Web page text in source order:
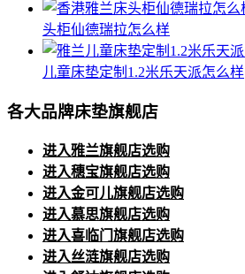
头柜仙德瑞拉怎么样
儿童床垫定制1.2米乐天派怎么样
各大品牌床垫旗舰店
进入雅兰旗舰店选购
进入穗宝旗舰店选购
进入金可儿旗舰店选购
进入慕思旗舰店选购
进入喜临门旗舰店选购
进入丝涟旗舰店选购